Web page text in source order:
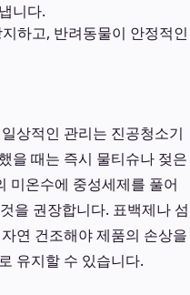
니다.
하고, 반려동물이 안정적인
상적인 관리는 진공청소기
을 때는 즉시 물티슈나 젖은
미온수에 중성세제를 풀어
을 권장합니다. 표백제나 섬
연 건조해야 제품의 손상을
유지할 수 있습니다.